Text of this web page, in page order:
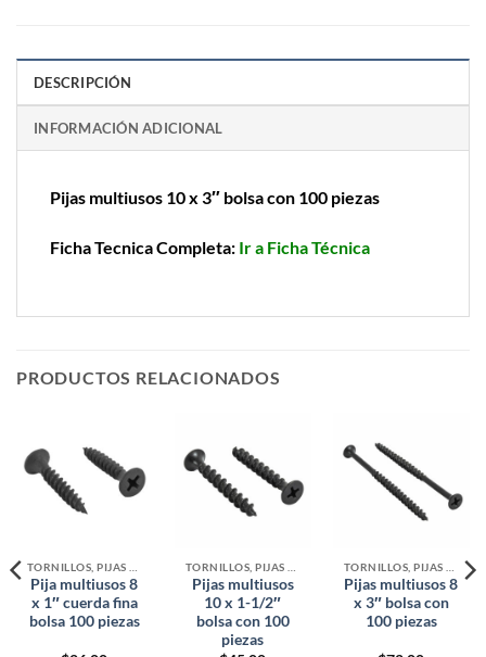
DESCRIPCIÓN
INFORMACIÓN ADICIONAL
Pijas multiusos 10 x 3″ bolsa con 100 piezas
Ficha Tecnica Completa: Ir a Ficha Técnica
PRODUCTOS RELACIONADOS
Pija multiusos 8
x 1″ cuerda fina
bolsa 100 piezas
Pijas multiusos
10 x 1-1/2″
bolsa con 100
piezas
Pijas multiusos 8
x 3″ bolsa con
100 piezas